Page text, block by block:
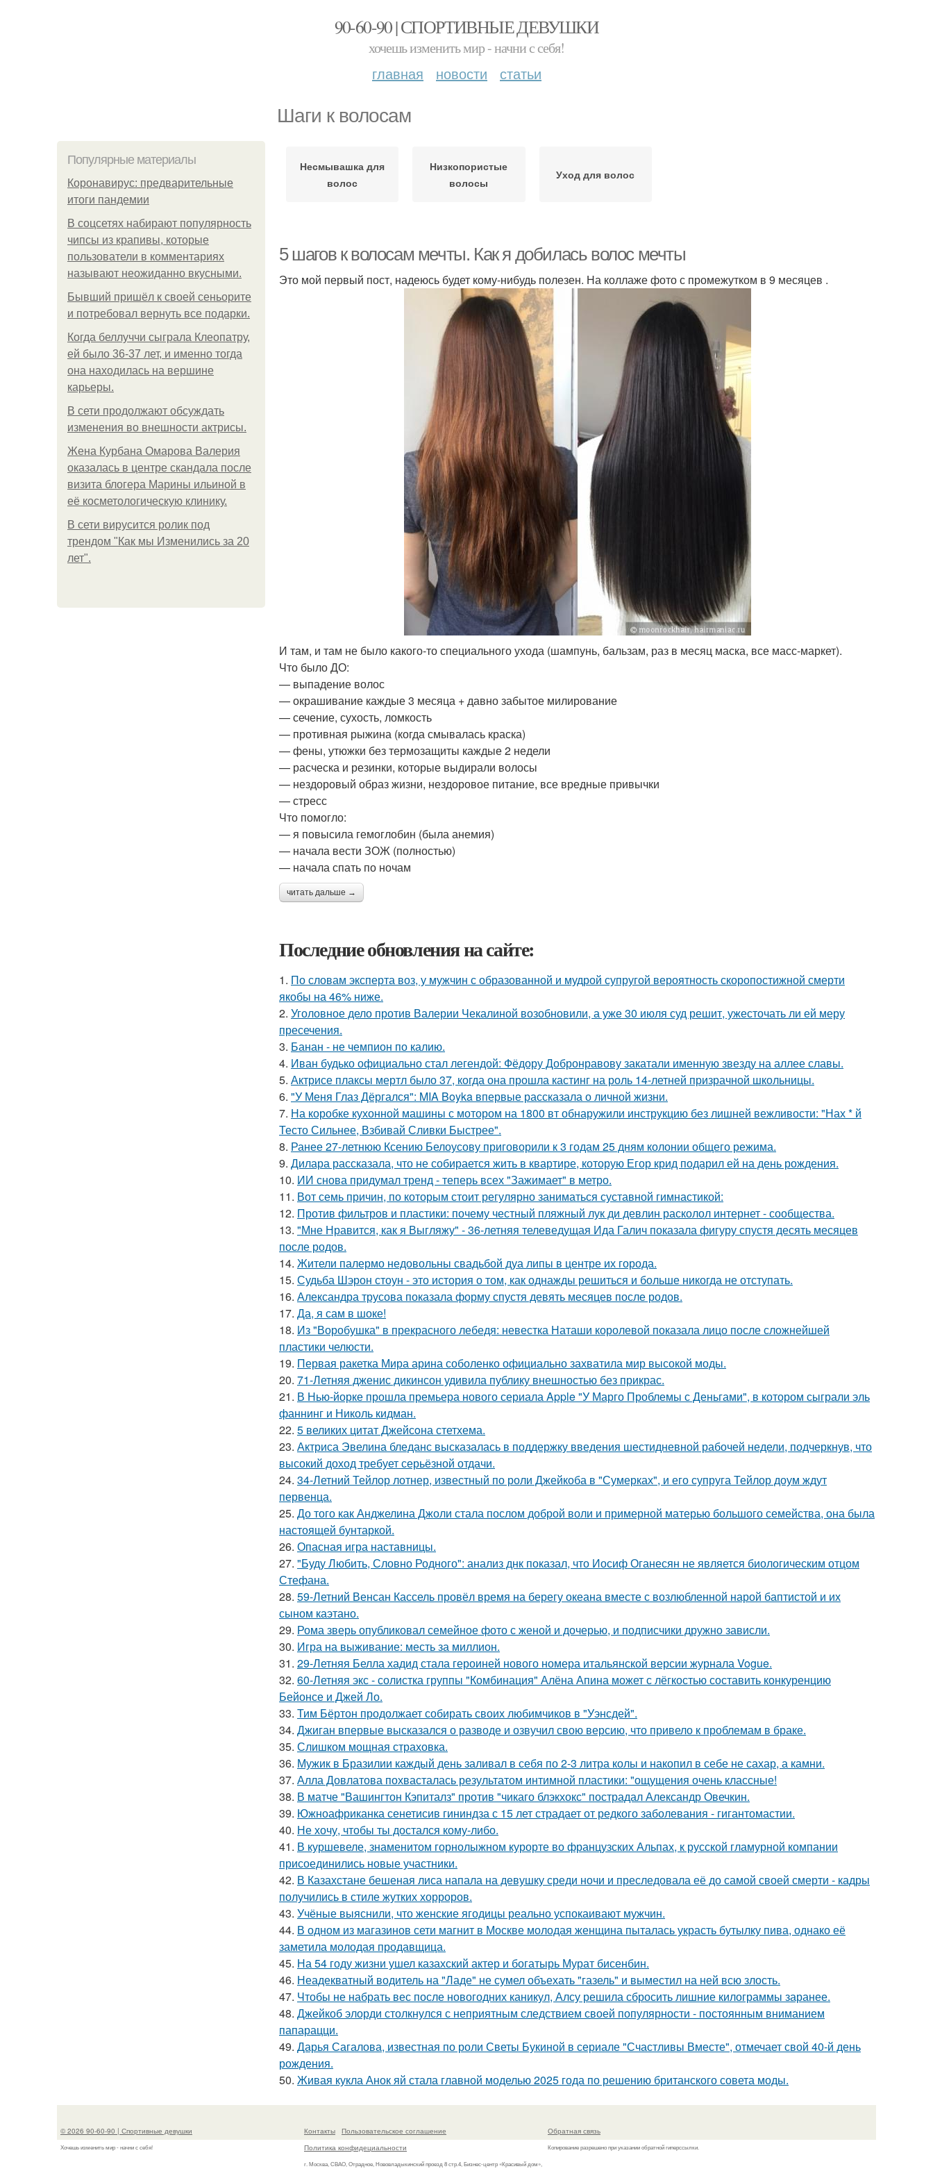
90-60-90 | СПОРТИВНЫЕ ДЕВУШКИ
хочешь изменить мир - начни с себя!
главная новости статьи
Шаги к волосам
Популярные материалы
Коронавирус: предварительные
итоги пандемии
В соцсетях набирают популярность
чипсы из крапивы, которые
пользователи в комментариях
называют неожиданно вкусными.
Бывший пришёл к своей сеньорите
и потребовал вернуть все подарки.
Когда беллуччи сыграла Клеопатру,
ей было 36-37 лет, и именно тогда
она находилась на вершине
карьеры.
В сети продолжают обсуждать
изменения во внешности актрисы.
Жена Курбана Омарова Валерия
оказалась в центре скандала после
визита блогера Марины ильиной в
её косметологическую клинику.
В сети вирусится ролик под
трендом "Как мы Изменились за 20
лет".
Несмывашка для
волос
Низкопористые
волосы
Уход для волос
5 шагов к волосам мечты. Как я добилась волос мечты
Это мой первый пост, надеюсь будет кому-нибудь полезен. На коллаже фото с промежутком в 9 месяцев .
И там, и там не было какого-то специального ухода (шампунь, бальзам, раз в месяц маска, все масс-маркет).
Что было ДО:
— выпадение волос
— окрашивание каждые 3 месяца + давно забытое милирование
— сечение, сухость, ломкость
— противная рыжина (когда смывалась краска)
— фены, утюжки без термозащиты каждые 2 недели
— расческа и резинки, которые выдирали волосы
— нездоровый образ жизни, нездоровое питание, все вредные привычки
— стресс
Что помогло:
— я повысила гемоглобин (была анемия)
— начала вести ЗОЖ (полностью)
— начала спать по ночам
читать дальше →
Последние обновления на сайте:
1. По словам эксперта воз, у мужчин с образованной и мудрой супругой вероятность скоропостижной смерти
якобы на 46% ниже.
2. Уголовное дело против Валерии Чекалиной возобновили, а уже 30 июля суд решит, ужесточать ли ей меру
пресечения.
3. Банан - не чемпион по калию.
4. Иван будько официально стал легендой: Фёдору Добронравову закатали именную звезду на аллее славы.
5. Актрисе плаксы мертл было 37, когда она прошла кастинг на роль 14-летней призрачной школьницы.
6. "У Меня Глаз Дёргался": MIA Boyka впервые рассказала о личной жизни.
7. На коробке кухонной машины с мотором на 1800 вт обнаружили инструкцию без лишней вежливости: "Нах * й
Тесто Сильнее, Взбивай Сливки Быстрее".
8. Ранее 27-летнюю Ксению Белоусову приговорили к 3 годам 25 дням колонии общего режима.
9. Дилара рассказала, что не собирается жить в квартире, которую Егор крид подарил ей на день рождения.
10. ИИ снова придумал тренд - теперь всех "Зажимает" в метро.
11. Вот семь причин, по которым стоит регулярно заниматься суставной гимнастикой:
12. Против фильтров и пластики: почему честный пляжный лук ди девлин расколол интернет - сообщества.
13. "Мне Нравится, как я Выгляжу" - 36-летняя телеведущая Ида Галич показала фигуру спустя десять месяцев
после родов.
14. Жители палермо недовольны свадьбой дуа липы в центре их города.
15. Судьба Шэрон стоун - это история о том, как однажды решиться и больше никогда не отступать.
16. Александра трусова показала форму спустя девять месяцев после родов.
17. Да, я сам в шоке!
18. Из "Воробушка" в прекрасного лебедя: невестка Наташи королевой показала лицо после сложнейшей
пластики челюсти.
19. Первая ракетка Мира арина соболенко официально захватила мир высокой моды.
20. 71-Летняя дженис дикинсон удивила публику внешностью без прикрас.
21. В Нью-йорке прошла премьера нового сериала Apple "У Марго Проблемы с Деньгами", в котором сыграли эль
фаннинг и Николь кидман.
22. 5 великих цитат Джейсoна стетхема.
23. Актриса Эвелина бледанс высказалась в поддержку введения шестидневной рабочей недели, подчеркнув, что
высокий доход требует серьёзной отдачи.
24. 34-Летний Тейлор лотнер, известный по роли Джейкоба в "Сумерках", и его супруга Тейлор доум ждут
первенца.
25. До того как Анджелина Джоли стала послом доброй воли и примерной матерью большого семейства, она была
настоящей бунтаркой.
26. Опасная игра наставницы.
27. "Буду Любить, Словно Родного": анализ днк показал, что Иосиф Оганесян не является биологическим отцом
Стефана.
28. 59-Летний Венсан Кассель провёл время на берегу океана вместе с возлюбленной нарой баптистой и их
сыном каэтано.
29. Рома зверь опубликовал семейное фото с женой и дочерью, и подписчики дружно зависли.
30. Игра на выживание: месть за миллион.
31. 29-Летняя Белла хадид стала героиней нового номера итальянской версии журнала Vogue.
32. 60-Летняя экс - солистка группы "Комбинация" Алёна Апина может с лёгкостью составить конкуренцию
Бейонсе и Джей Ло.
33. Тим Бёртон продолжает собирать своих любимчиков в "Уэнсдей".
34. Джиган впервые высказался о разводе и озвучил свою версию, что привело к проблемам в браке.
35. Слишком мощная страховка.
36. Мужик в Бразилии каждый день заливал в себя по 2-3 литра колы и накопил в себе не сахар, а камни.
37. Алла Довлатова похвасталась результатом интимной пластики: "ощущения очень классные!
38. В матче "Вашингтон Кэпиталз" против "чикаго блэкхокс" пострадал Александр Овечкин.
39. Южноафриканка сенетисив гининдза с 15 лет страдает от редкого заболевания - гигантомастии.
40. Не хочу, чтобы ты достался кому-либо.
41. В куршевеле, знаменитом горнолыжном курорте во французских Альпах, к русской гламурной компании
присоединились новые участники.
42. В Казахстане бешеная лиса напала на девушку среди ночи и преследовала её до самой своей смерти - кадры
получились в стиле жутких хорроров.
43. Учёные выяснили, что женские ягодицы реально успокаивают мужчин.
44. В одном из магазинов сети магнит в Москве молодая женщина пыталась украсть бутылку пива, однако её
заметила молодая продавщица.
45. На 54 году жизни ушел казахский актер и богатырь Мурат бисенбин.
46. Неадекватный водитель на "Ладе" не сумел объехать "газель" и выместил на ней всю злость.
47. Чтобы не набрать вес после новогодних каникул, Алсу решила сбросить лишние килограммы заранее.
48. Джейкоб элорди столкнулся с неприятным следствием своей популярности - постоянным вниманием
папарацци.
49. Дарья Сагалова, известная по роли Светы Букиной в сериале "Счастливы Вместе", отмечает свой 40-й день
рождения.
50. Живая кукла Анок яй стала главной моделью 2025 года по решению британского совета моды.
© 2026 90-60-90 | Спортивные девушки
Хочешь изменить мир - начни с себя!
Контакты
Пользовательское соглашение
Политика конфидециальности
г. Москва, СВАО, Отрадное, Нововладыкинский проезд 8 стр.4, Бизнес-центр «Красивый дом»,
Обратная связь
Копирование разрешено при указании обратной гиперссылки.